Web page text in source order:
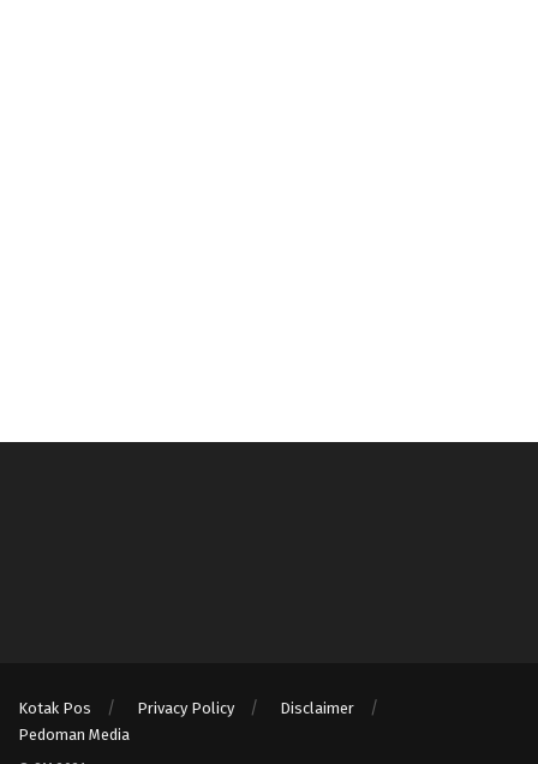
Kotak Pos Privacy Policy
Disclaimer
Pedoman Media